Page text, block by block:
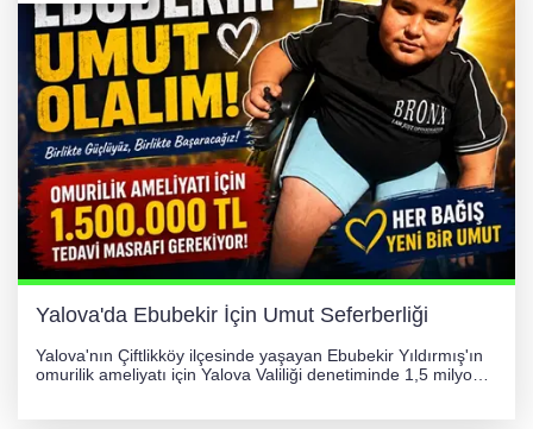
Yalova'da Ebubekir İçin Umut Seferberliği
Yalova'nın Çiftlikköy ilçesinde yaşayan Ebubekir Yıldırmış'ın
omurilik ameliyatı için Yalova Valiliği denetiminde 1,5 milyon